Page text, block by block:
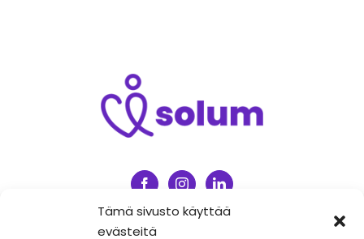
Tämä sivusto käyttää
evästeitäIntranet